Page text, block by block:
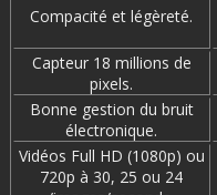
Compacité et légèreté.
Capteur 18 millions de
pixels.
Bonne gestion du bruit
électronique.
Vidéos Full HD (1080p) ou
720p à 30, 25 ou 24